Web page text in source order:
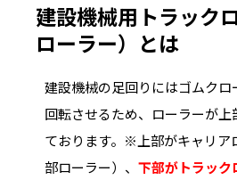
建設機械用トラック
ローラー）とは
建設機械の足回りにはゴムクロ
回転させるため、ローラーが
ております。※上部がキャリア
部ローラー）、 下部がトラック